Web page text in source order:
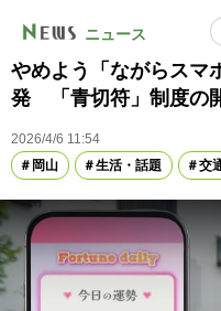
ニュース
やめよう「ながらス
発 「青切符」制度の
2026/4/6 11:54
岡山
生活・話題 交